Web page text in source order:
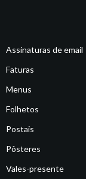
Assinaturas de email
Faturas
Menus
Folhetos
Postais
Pôsteres
Vales-presente